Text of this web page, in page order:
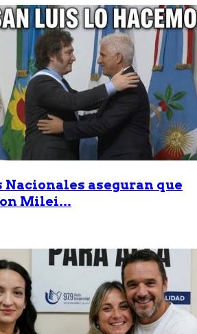
Nacionales aseguran que
Milei...